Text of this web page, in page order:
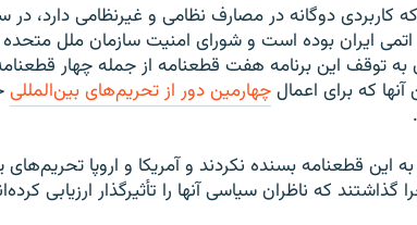
کاربردی دوگانه در مصارف نظامی و غیرنظامی دارد،
به توقف این برنامه هفت قطعنامه از جمله چهار
آنها که برای اعمالچهارمین دور از تحریم‌های بین‌المللی
این قطعنامه بسنده نکردند و آمریکا و اروپا تحریم‌های
که ناظران سیاسی آنها را تأثیرگذار ارزیابی